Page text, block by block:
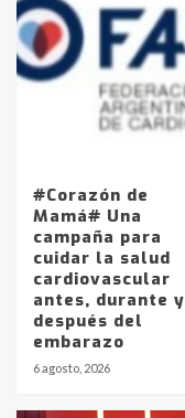
#Corazón de
Mamá# Una
campaña para
cuidar la salud
cardiovascular
antes, durante y
después del
embarazo
6 agosto, 2026